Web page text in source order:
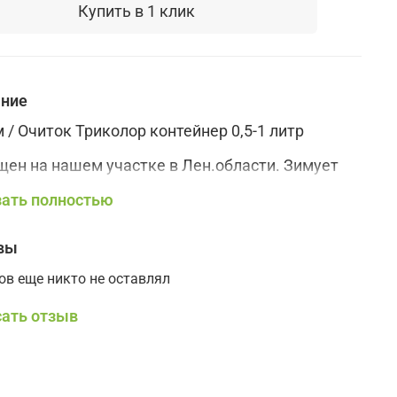
Купить в 1 клик
/ Очиток Триколор контейнер 0,5-1 литр
на нашем участке в Лен.области. Зимует
многолетнее почвопокровное
лист весь сезон.
растет с хвойными, гортензиями, плодовыми
и т.д.
полностью
еще никто не оставлял
отзыв